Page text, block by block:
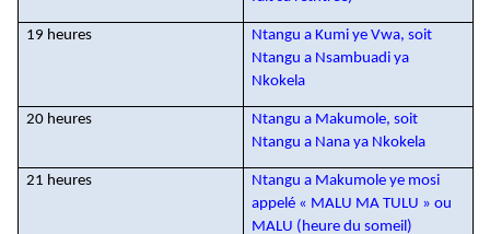
19 heures
Ntangu a Kumi ye Vwa, soit
Ntangu a Nsambuadi ya
Nkokela
20 heures
Ntangu a Makumole, soit
Ntangu a Nana ya Nkokela
21 heures
Ntangu a Makumole ye mosi
appelé « MALU MA TULU » ou
MALU (heure du someil)